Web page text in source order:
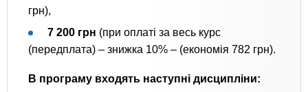
грн),
7 200 грн (при оплаті за весь курс
(передплата) – знижка 10% – (економія 782 грн).
В програму входять наступні дисципліни: